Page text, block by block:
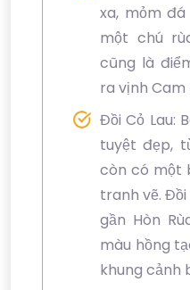
xa, mỏm
một chú
cũng là
ra vịnh Cam
Đồi Cỏ Lau:
tuyệt đẹp,
còn có một
tranh vẽ. Đồi
gần Hòn
màu hồng
khung cảnh